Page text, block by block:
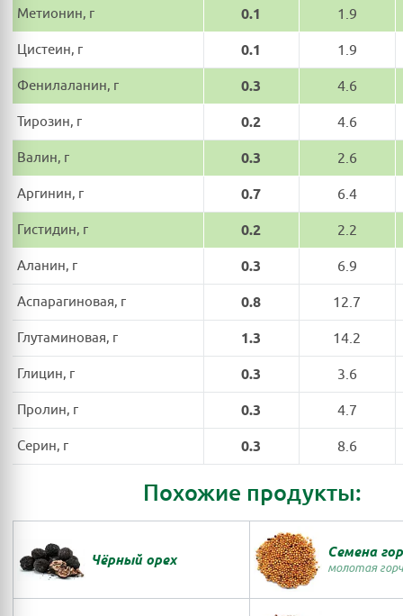
Метионин, г 0.1 1.9
Цистеин, г 0.1 1.9
Фенилаланин, г 0.3 4.6
Тирозин, г 0.2 4.6
Валин, г 0.3 2.6
Аргинин, г 0.7 6.4
Гистидин, г 0.2 2.2
Аланин, г 0.3 6.9
Аспарагиновая, г 0.8 12.7
Глутаминовая, г 1.3 14.2
Глицин, г 0.3 3.6
Пролин, г 0.3 4.7
Серин, г 0.3 8.6
Похожие продукты:
Чёрный орех Семена
молотая